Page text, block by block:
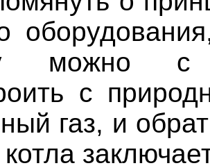
можно с
с
газ, и